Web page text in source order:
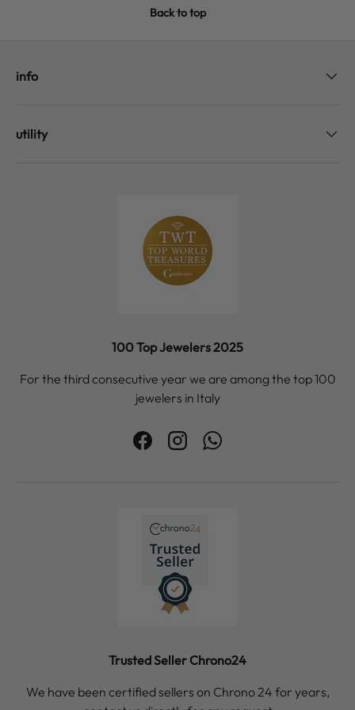
Back to top
info
utility
100 Top Jewelers 2025
For the third consecutive year we are among the top 100
jewelers in Italy
FacebookInstagramWhatsApp
Trusted Seller Chrono24
We have been certified sellers on Chrono 24 for years,